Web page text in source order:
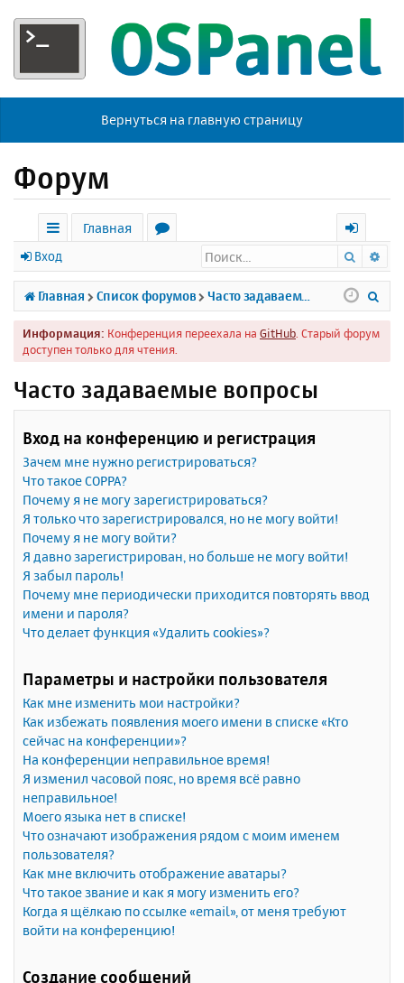
Вернуться на главную страницу
Форум
с
ы
л
к
Главная
р
у
м
х
о
д
Вход Поиск
Главная Список форумов Часто задаваемые вопросы
Информация: Конференция переехала на GitHub . Старый форум
доступен только для чтения.
Часто задаваемые вопросы
Вход на конференцию и регистрация
Зачем мне нужно регистрироваться?
Что такое COPPA?
Почему я не могу зарегистрироваться?
Я только что зарегистрировался, но не могу войти!
Почему я не могу войти?
Я давно зарегистрирован, но больше не могу войти!
Я забыл пароль!
Почему мне периодически приходится повторять ввод
имени и пароля?
Что делает функция «Удалить cookies»?
Параметры и настройки пользователя
Как мне изменить мои настройки?
Как избежать появления моего имени в списке «Кто
сейчас на конференции»?
На конференции неправильное время!
Я изменил часовой пояс, но время всё равно
неправильное!
Моего языка нет в списке!
Что означают изображения рядом с моим именем
пользователя?
Как мне включить отображение аватары?
Что такое звание и как я могу изменить его?
Когда я щёлкаю по ссылке «email», от меня требуют
войти на конференцию!
Создание сообщений